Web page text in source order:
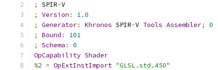
;
SPIR-V
;
Version :
1.0
;
Generator: Khronos SPIR-V Tools Assembler;
0
;
Bound :
101
;
Schema :
0
OpCapability Shader
%2 = OpExtInstImport "GLSL.std.450"